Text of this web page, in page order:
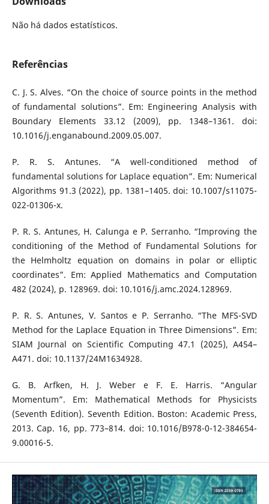
Não há dados estatísticos.
Referências
C. J. S. Alves. “On the choice of source points in the method
of fundamental solutions”. Em: Engineering Analysis with
Boundary Elements 33.12 (2009), pp. 1348–1361. doi:
10.1016/j.enganabound.2009.05.007.
P. R. S. Antunes. “A well-conditioned method of
fundamental solutions for Laplace equation”. Em: Numerical
Algorithms 91.3 (2022), pp. 1381–1405. doi: 10.1007/s11075-
022-01306-x.
P. R. S. Antunes, H. Calunga e P. Serranho. “Improving the
conditioning of the Method of Fundamental Solutions for
the Helmholtz equation on domains in polar or elliptic
coordinates”. Em: Applied Mathematics and Computation
482 (2024), p. 128969. doi: 10.1016/j.amc.2024.128969.
P. R. S. Antunes, V. Santos e P. Serranho. “The MFS-SVD
Method for the Laplace Equation in Three Dimensions”. Em:
SIAM Journal on Scientific Computing 47.1 (2025), A454–
A471. doi: 10.1137/24M1634928.
G. B. Arfken, H. J. Weber e F. E. Harris. “Angular
Momentum”. Em: Mathematical Methods for Physicists
(Seventh Edition). Seventh Edition. Boston: Academic Press,
2013. Cap. 16, pp. 773–814. doi: 10.1016/B978-0-12-384654-
9.00016-5.